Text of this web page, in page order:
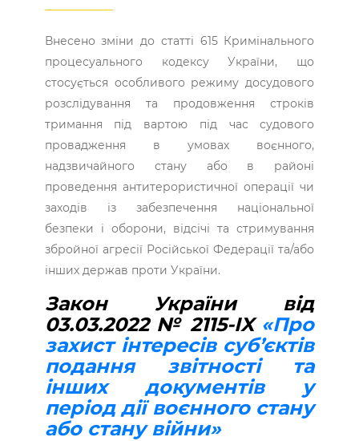
Внесено зміни до статті 615 Кримінального
процесуального кодексу України, що
стосується особливого режиму досудового
розслідування та продовження строків
тримання під вартою під час судового
провадження в умовах воєнного,
надзвичайного стану або в районі
проведення антитерористичної операції чи
заходів із забезпечення національної
безпеки і оборони, відсічі та стримування
збройної агресії Російської Федерації та/або
інших держав проти України.
Закон України від
03.03.2022 № 2115-IX «Про
захист інтересів суб’єктів
подання звітності та
інших документів у
період дії воєнного стану
або стану війни»